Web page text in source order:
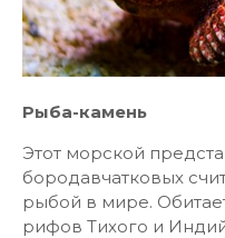
Рыба-камень
Этот морской
бородавчатковых
рыбой в мире.
рифов Тихого и